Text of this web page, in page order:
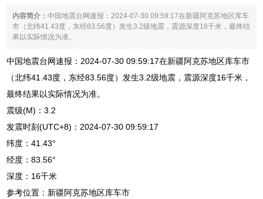
内容简介：中国地震台网速报：2024-07-30 09:59:17在新疆阿克苏地区库车
市（北纬41.43度，东经83.56度）发生3.2级地震，震源深度16千米，最终结
果以实际情况为准。
中国地震台网速报：2024-07-30 09:59:17在新疆阿克苏地区库车市
（北纬41.43度，东经83.56度）发生3.2级地震，震源深度16千米，
最终结果以实际情况为准。
震级(M)：3.2
发震时刻(UTC+8)：2024-07-30 09:59:17
纬度：41.43°
经度：83.56°
深度：16千米
参考位置：新疆阿克苏地区库车市